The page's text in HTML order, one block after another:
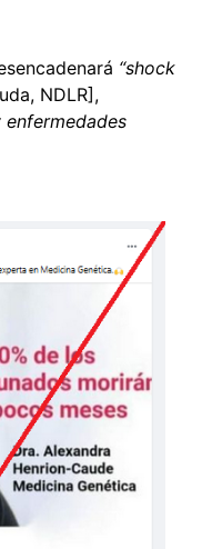
“shock
NDLR],